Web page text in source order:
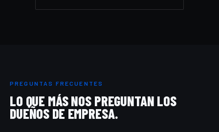
PREGUNTAS FRECUENTES
LO QUE MÁS NOS PREGUNTAN LOS
DUEÑOS DE EMPRESA.